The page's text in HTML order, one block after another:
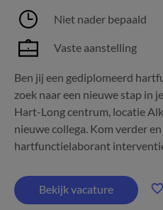
Niet nader bepaald
Vaste aanstelling
Ben jij een gediplomeerd
zoek naar een nieuwe stap in
Hart-Long centrum, locatie
nieuwe collega. Kom verder
hartfunctielaborant
Bekijk vacature